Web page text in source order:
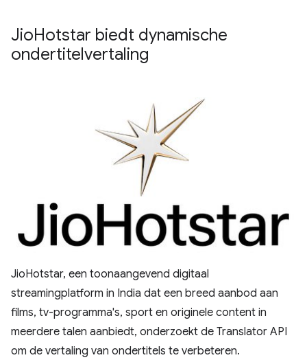
JioHotstar biedt dynamische
ondertitelvertaling
JioHotstar, een toonaangevend digitaal
streamingplatform in India dat een breed aanbod aan
films, tv-programma's, sport en originele content in
meerdere talen aanbiedt, onderzoekt de Translator API
om de vertaling van ondertitels te verbeteren.